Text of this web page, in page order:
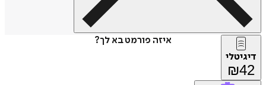
איזה פורמט בא לך?
דיגיטלי
₪42